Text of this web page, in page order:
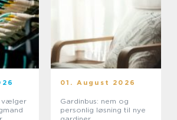
vælger
01. August 2026
Gardinbus: nem og
personlig løsning til nye